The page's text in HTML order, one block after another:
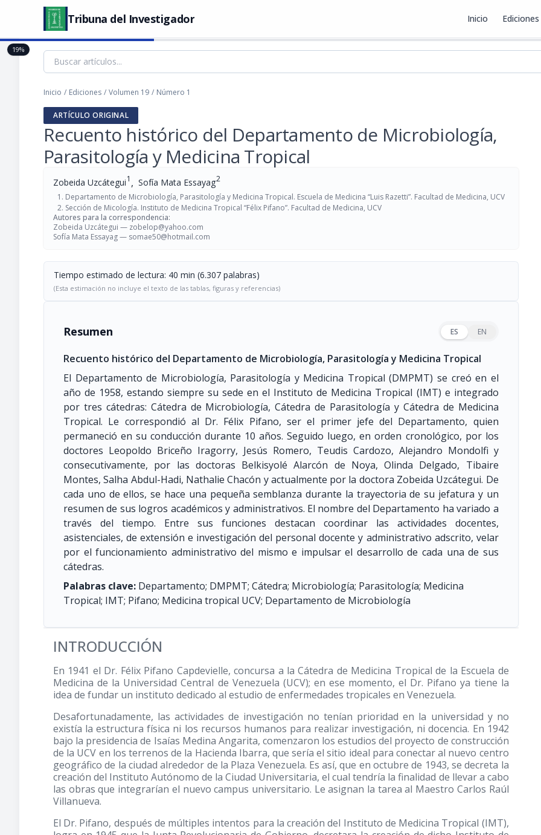
Tribuna del Investigador Inicio Ediciones
Inicio / Ediciones / Volumen 19 / Número 1
ARTÍCULO ORIGINAL
Recuento histórico del Departamento de Microbiología,
Parasitología y Medicina Tropical
Zobeida Uzcátegui1 , Sofía Mata Essayag2
Departamento de Microbiología, Parasitología y Medicina Tropical. Escuela de Medicina “Luis Razetti”. Facultad de Medicina, UCV
Sección de Micología. Instituto de Medicina Tropical “Félix Pifano”. Facultad de Medicina, UCV
Autores para la correspondencia:
Zobeida Uzcátegui — zobelop@yahoo.com
Sofía Mata Essayag — somae50@hotmail.com
Tiempo estimado de lectura: 40 min (6.307 palabras)
(Esta estimación no incluye el texto de las tablas, figuras y referencias)
Resumen ES EN
Recuento histórico del Departamento de Microbiología, Parasitología y Medicina Tropical
El Departamento de Microbiología, Parasitología y Medicina Tropical (DMPMT) se creó en el
año de 1958, estando siempre su sede en el Instituto de Medicina Tropical (IMT) e integrado
por tres cátedras: Cátedra de Microbiología, Cátedra de Parasitología y Cátedra de Medicina
Tropical. Le correspondió al Dr. Félix Pifano, ser el primer jefe del Departamento, quien
permaneció en su conducción durante 10 años. Seguido luego, en orden cronológico, por los
doctores Leopoldo Briceño Iragorry, Jesús Romero, Teudis Cardozo, Alejandro Mondolfi y
consecutivamente, por las doctoras Belkisyolé Alarcón de Noya, Olinda Delgado, Tibaire
Montes, Salha Abdul-Hadi, Nathalie Chacón y actualmente por la doctora Zobeida Uzcátegui. De
cada uno de ellos, se hace una pequeña semblanza durante la trayectoria de su jefatura y un
resumen de sus logros académicos y administrativos. El nombre del Departamento ha variado a
través del tiempo. Entre sus funciones destacan coordinar las actividades docentes,
asistenciales, de extensión e investigación del personal docente y administrativo adscrito, velar
por el funcionamiento administrativo del mismo e impulsar el desarrollo de cada una de sus
cátedras.
Palabras clave: Departamento; DMPMT; Cátedra; Microbiología; Parasitología; Medicina
Tropical; IMT; Pifano; Medicina tropical UCV; Departamento de Microbiología
INTRODUCCIÓN
En 1941 el Dr. Félix Pifano Capdevielle, concursa a la Cátedra de Medicina Tropical de la Escuela de
Medicina de la Universidad Central de Venezuela (UCV); en ese momento, el Dr. Pifano ya tiene la
idea de fundar un instituto dedicado al estudio de enfermedades tropicales en Venezuela.
Desafortunadamente, las actividades de investigación no tenían prioridad en la universidad y no
existía la estructura física ni los recursos humanos para realizar investigación, ni docencia. En 1942
bajo la presidencia de Isaías Medina Angarita, comenzaron los estudios del proyecto de construcción
de la UCV en los terrenos de la Hacienda Ibarra, que sería el sitio ideal para conectar al nuevo centro
geográfico de la ciudad alrededor de la Plaza Venezuela. Es así, que en octubre de 1943, se decreta la
creación del Instituto Autónomo de la Ciudad Universitaria, el cual tendría la finalidad de llevar a cabo
las obras que integrarían el nuevo campus universitario. Le asignan la tarea al Maestro Carlos Raúl
Villanueva.
El Dr. Pifano, después de múltiples intentos para la creación del Instituto de Medicina Tropical (IMT),
19%